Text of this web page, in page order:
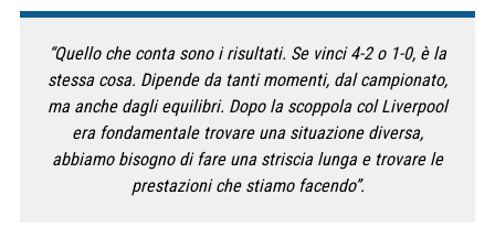
“Quello che conta sono i risultati. Se vinci 4-2 o 1-0, è la
stessa cosa. Dipende da tanti momenti, dal campionato,
ma anche dagli equilibri. Dopo la scoppola col Liverpool
era fondamentale trovare una situazione diversa,
abbiamo bisogno di fare una striscia lunga e trovare le
prestazioni che stiamo facendo”.